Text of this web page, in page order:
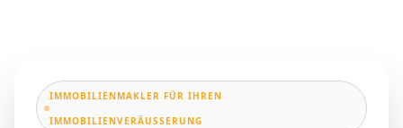
IMMOBILIENMAKLER FÜR IHREN
IMMOBILIENVERÄUSSERUNG